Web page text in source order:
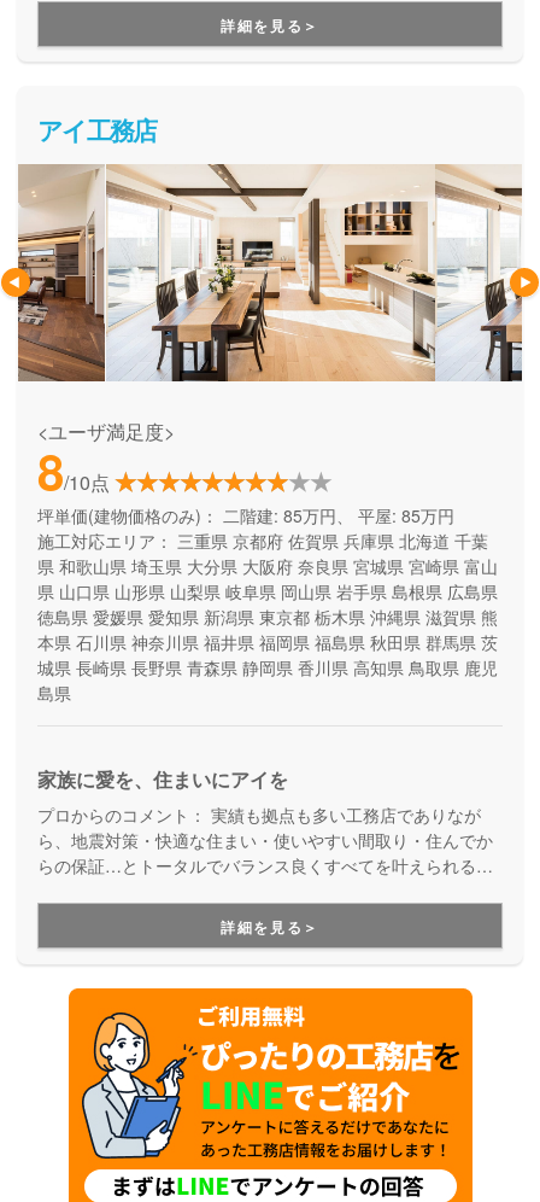
ず、予算内で快適な住まいを建てたい方にオススメです。
詳細を見る＞
アイ工務店
<ユーザ満足度>
8/10点
坪単価(建物価格のみ)： 二階建: 85万円、 平屋: 85万円
施工対応エリア： 三重県 京都府 佐賀県 兵庫県 北海道 千葉
県 和歌山県 埼玉県 大分県 大阪府 奈良県 宮城県 宮崎県 富山
県 山口県 山形県 山梨県 岐阜県 岡山県 岩手県 島根県 広島県
徳島県 愛媛県 愛知県 新潟県 東京都 栃木県 沖縄県 滋賀県 熊
本県 石川県 神奈川県 福井県 福岡県 福島県 秋田県 群馬県 茨
城県 長崎県 長野県 青森県 静岡県 香川県 高知県 鳥取県 鹿児
島県
家族に愛を、住まいにアイを
プロからのコメント： 実績も拠点も多い工務店でありなが
ら、地震対策・快適な住まい・使いやすい間取り・住んでか
らの保証…とトータルでバランス良くすべてを叶えられる家
用できる間取り提案も得意なので、末長く安心して暮らせる
住まいをお求めの方、安心できるプロにまるっとお任せした
い方にもお勧めしています。
詳細を見る＞